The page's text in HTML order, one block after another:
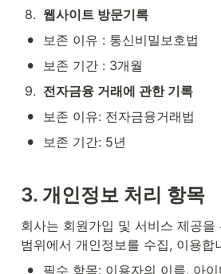
8. 웹사이트 방문기록
• 보존 이유 : 통신비밀보호법
•
보존 기간 : 3개월
9. 전자금융 거래에 관한 기록
• 보존 이유: 전자금융거래법
• 보존 기간: 5년
3. 개인정보 처리 항목
회사는 회원가입 및 서비스 제공을
범위에서 개인정보를 수집, 이용합
• 필수 항목: 이용자의 이름, 아